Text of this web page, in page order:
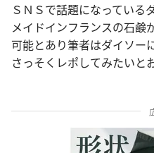
ＳＮＳで話題になっている
メイドインフランスの石鹸
可能とあり筆者はダイソー
さっそくレポしてみたいと